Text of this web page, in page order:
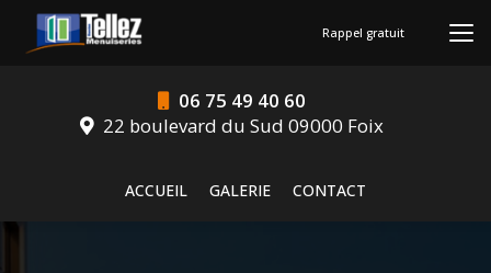
contenu
06 75 49 40 60
22 boulevard du Sud 09000 Foix
ACCUEIL
GALERIE CONTACT
Rappel gratuit